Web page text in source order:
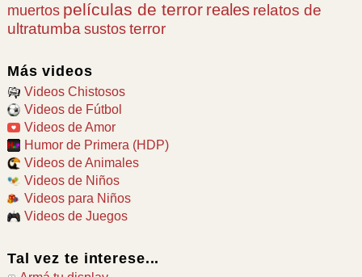
muertos películas de terror reales relatos de
ultratumba sustos terror
Más videos
Videos Chistosos
Videos de Fútbol
Videos de Amor
Humor de Primera (HDP)
Videos de Animales
Videos de Niños
Videos para Niños
Videos de Juegos
Tal vez te interese...